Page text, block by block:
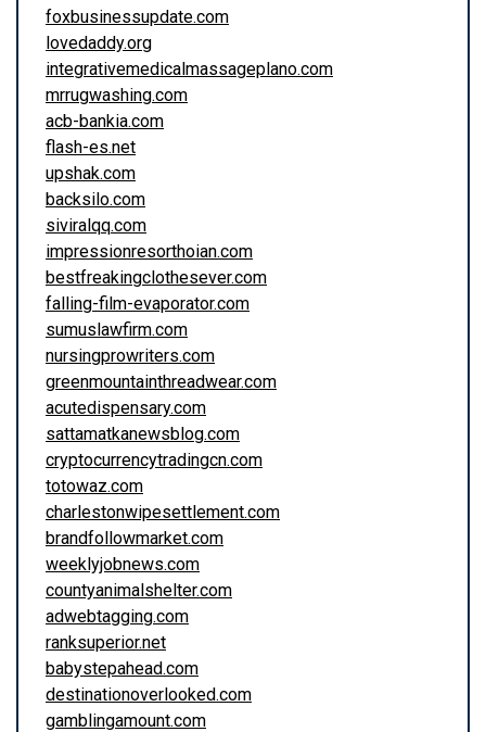
foxbusinessupdate.com
lovedaddy.org
integrativemedicalmassageplano.com
mrrugwashing.com
acb-bankia.com
flash-es.net
upshak.com
backsilo.com
siviralqq.com
impressionresorthoian.com
bestfreakingclothesever.com
falling-film-evaporator.com
sumuslawfirm.com
nursingprowriters.com
greenmountainthreadwear.com
acutedispensary.com
sattamatkanewsblog.com
cryptocurrencytradingcn.com
totowaz.com
charlestonwipesettlement.com
brandfollowmarket.com
weeklyjobnews.com
countyanimalshelter.com
adwebtagging.com
ranksuperior.net
babystepahead.com
destinationoverlooked.com
gamblingamount.com